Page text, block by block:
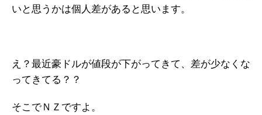
いと思うかは個人差があると思います。
え？最近豪ドルが値段が下がってきて、差が少なくな
ってきてる？？
そこでＮＺですよ。